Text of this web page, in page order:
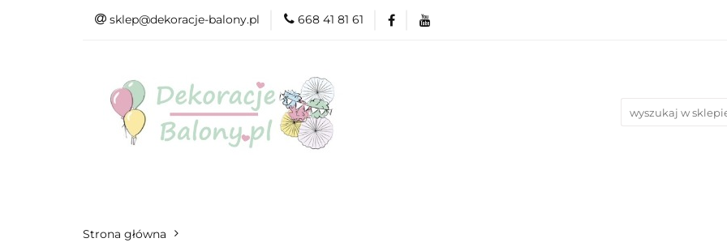
sklep@dekoracje-balony.pl 668 41 81 61
Wszystkie kategorie Produkty wg. okazji i Świąt
Na Ślub i Wesele
Strona główna